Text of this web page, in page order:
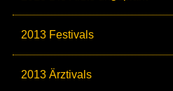
2013 Festivals
2013 Ärztivals